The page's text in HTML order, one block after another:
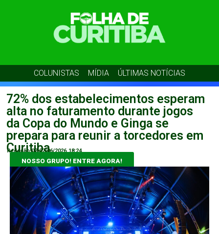
COLUNISTAS MÍDIA ÚLTIMAS NOTÍCIAS
72% dos estabelecimentos esperam
alta no faturamento durante jogos
da Copa do Mundo e Ginga se
prepara para reunir a torcedores em
Curitiba
Redação 07 02/06/2026 18:24
NOSSO GRUPO! ENTRE AGORA!